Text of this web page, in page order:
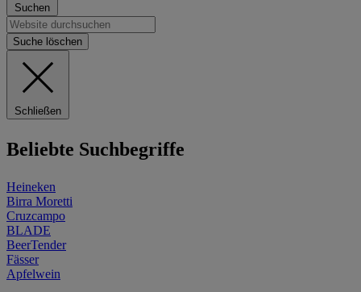
Suchen
Suche löschen
Schließen
Beliebte Suchbegriffe
Heineken
Birra Moretti
Cruzcampo
BLADE
BeerTender
Fässer
Apfelwein